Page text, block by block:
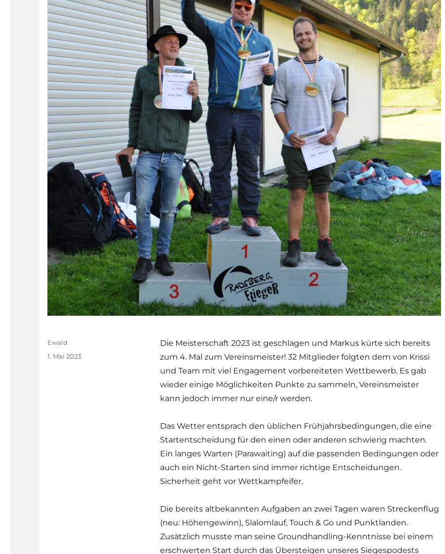
Die Meisterschaft 2023 ist geschlagen und Markus kürte sich bereits
zum 4. Mal zum Vereinsmeister! 32 Mitglieder folgten dem von Krissi
und Team mit viel Engagement vorbereiteten Wettbewerb. Es gab
wieder einige Möglichkeiten Punkte zu sammeln, Vereinsmeister
kann jedoch immer nur eine/r werden.
Das Wetter entsprach den üblichen Frühjahrsbedingungen, die eine
Startentscheidung für den einen oder anderen schwierig machten.
Ein langes Warten (Parawaiting) auf die passenden Bedingungen oder
auch ein Nicht-Starten sind immer richtige Entscheidungen.
Sicherheit geht vor Wettkampfeifer.
Die bereits altbekannten Aufgaben an zwei Tagen waren Streckenflug
(neu: Höhengewinn), Slalomlauf, Touch & Go und Punktlanden.
Zusätzlich musste man seine Groundhandling-Kenntnisse bei einem
erschwerten Start durch das Übersteigen unseres Siegespodests
Autor
Ewald
Veröffentlicht
1. Mai 2023